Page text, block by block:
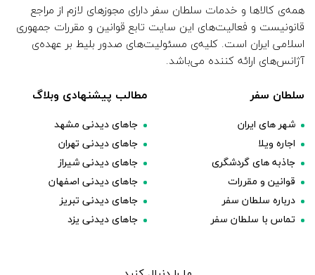
همه‌ی کالاها و خدمات سلطان سفر دارای مجوزهای لازم از مراجع
قانونیست و فعالیت‌های این سایت تابع قوانین و مقررات جمهوری
اسلامی ایران است. کلیه‌ی مسئولیت‌های صدور بلیط بر عهده‌ی
آژانس‌های ارائه کننده می‌باشد.
سلطان سفر
شهر های ایران
اجاره ویلا
جاذبه های گردشگری
قوانین و مقررات
درباره سلطان سفر
تماس با سلطان سفر
مطالب پیشنهادی وبلاگ
جاهای دیدنی مشهد
جاهای دیدنی تهران
جاهای دیدنی شیراز
جاهای دیدنی اصفهان
جاهای دیدنی تبریز
جاهای دیدنی یزد